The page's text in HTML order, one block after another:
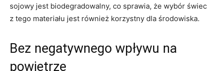
sojowy jest ⁤biodegradowalny, co sprawia, że ‌wybór ⁣świec
z tego materiału ⁣jest ‌również ​korzystny‌ dla środowiska. ​
Bez negatywnego ⁣wpływu ‍na
powietrze